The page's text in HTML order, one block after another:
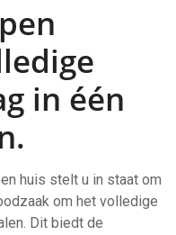
in één
huis stelt u in staat om
om het volledige
Dit biedt de